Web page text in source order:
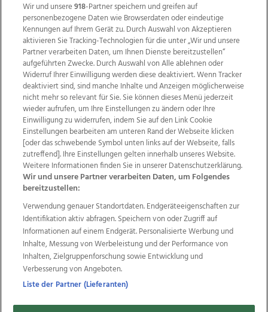
Wir über uns Mediadaten Kontakt
Jobs
Datenschutz
Impressum
AGB Anzeigekunden
AGB Website
Ehrenkodex Politische Werbung
Weitere Angebote des Medienhauses Wimmer
TV1 di-mog-i.at OÖNow
Ischler Woche
Life Radio
OÖNachrichten
OÖN Immobilien
OÖN Karriere
OÖN Reise
Promenaden Galerien
Regionaljobs
wasistlos.at
Wir und unsere918-Partner speichern und greifen auf
personenbezogene Daten wie Browserdaten oder eindeutige
Kennungen auf Ihrem Gerät zu. Durch Auswahl von Akzeptieren
aktivieren Sie Tracking-Technologien für die unter „Wir und unsere
Partner verarbeiten Daten, um Ihnen Dienste bereitzustellen“
aufgeführten Zwecke. Durch Auswahl von Alle ablehnen oder
Widerruf Ihrer Einwilligung werden diese deaktiviert. Wenn Tracker
deaktiviert sind, sind manche Inhalte und Anzeigen möglicherweise
nicht mehr so relevant für Sie. Sie können dieses Menü jederzeit
wieder aufrufen, um Ihre Einstellungen zu ändern oder Ihre
Einwilligung zu widerrufen, indem Sie auf den Link Cookie
Einstellungen bearbeiten am unteren Rand der Webseite klicken
[oder das schwebende Symbol unten links auf der Webseite, falls
zutreffend]. Ihre Einstellungen gelten innerhalb unseres Website.
Weitere Informationen finden Sie in unserer Datenschutzerklärung.
Wir und unsere Partner verarbeiten Daten, um Folgendes
bereitzustellen:
Verwendung genauer Standortdaten. Endgeräteeigenschaften zur
Identifikation aktiv abfragen. Speichern von oder Zugriff auf
Informationen auf einem Endgerät. Personalisierte Werbung und
Inhalte, Messung von Werbeleistung und der Performance von
Inhalten, Zielgruppenforschung sowie Entwicklung und
Verbesserung von Angeboten.
Liste der Partner (Lieferanten)